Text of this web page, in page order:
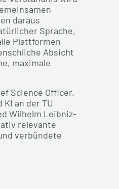
daraus
Sprache,
Plattformen
Absicht
maximale
Science Officer,
an der TU
Wilhelm Leibniz-
relevante
verbündete